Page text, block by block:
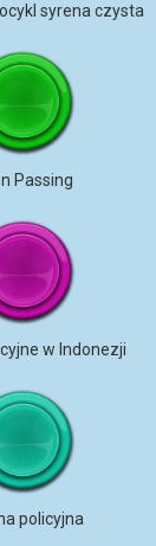
syrena czysta
Passing
w Indonezji
policyjna